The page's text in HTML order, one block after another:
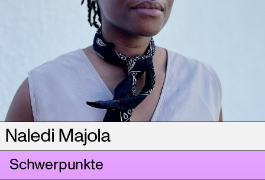
Naledi Majola
Schwerpunkte